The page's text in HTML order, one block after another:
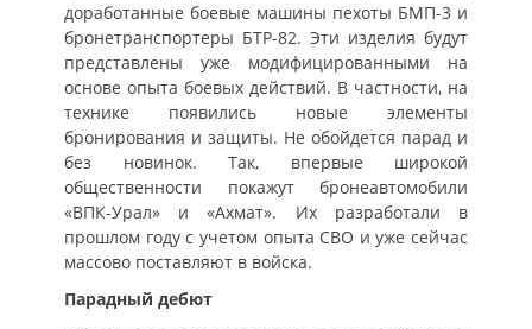
доработанные боевые машины пехоты БМП-3 и
бронетранспортеры БТР-82. Эти изделия будут
представлены уже модифицированными на
основе опыта боевых действий. В частности, на
технике появились новые элементы
бронирования и защиты. Не обойдется парад и
без новинок. Так, впервые широкой
общественности покажут бронеавтомобили
«ВПК-Урал» и «Ахмат». Их разработали в
прошлом году с учетом опыта СВО и уже сейчас
массово поставляют в войска.
Парадный дебют